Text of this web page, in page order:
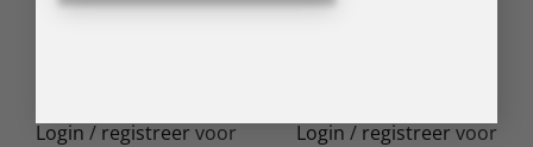
BFlex LED Gel Dreamy 14
Login / registreervoor
BFlex LED Gel Set III – 6
Login / registreervoor